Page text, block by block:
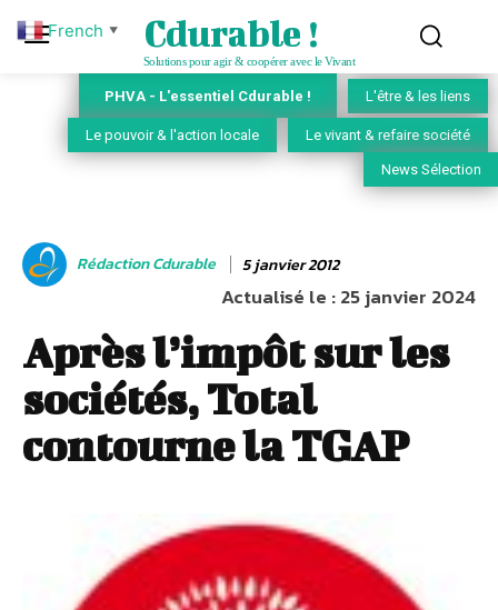
Cdurable !
Solutions pour agir & coopérer avec le Vivant
PHVA - L'essentiel Cdurable ! L'être & les liens
Le pouvoir & l'action locale Le vivant & refaire société
News Sélection
Rédaction Cdurable 5 janvier 2012
Actualisé le :25 janvier 2024
Après l’impôt sur les
sociétés, Total
contourne la TGAP
French ▼